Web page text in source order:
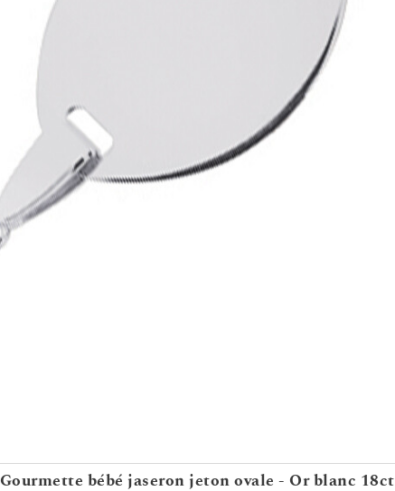
Gourmette bébé jaseron jeton ovale - Or blanc 18ct